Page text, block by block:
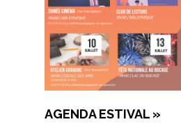
AGENDA ESTIVAL »